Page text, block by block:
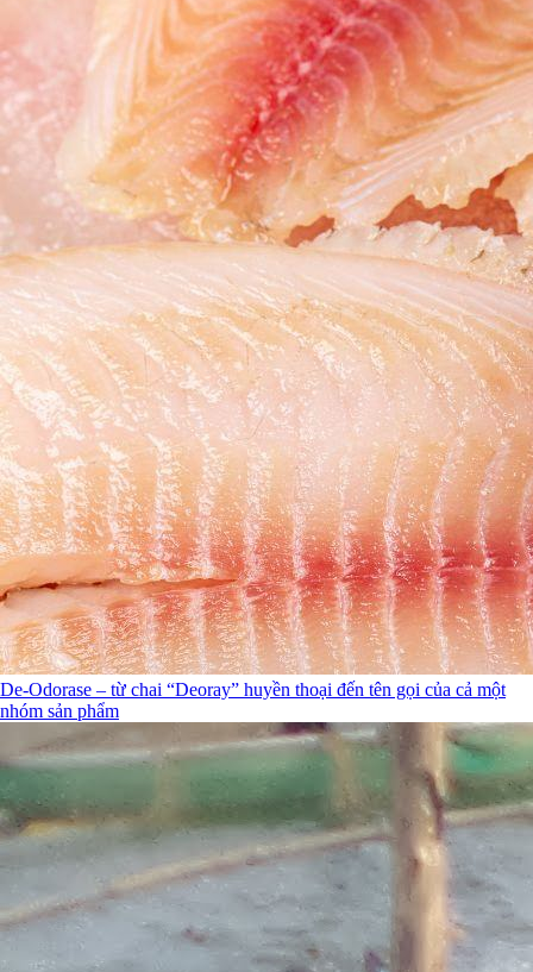
De-Odorase – từ chai “Deoray” huyền thoại đến tên gọi của cả một
nhóm sản phẩm